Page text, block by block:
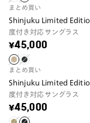
まとめ買い
Shinjuku Limited
度付き対応サングラス
¥45,000
まとめ買い
Shinjuku Limited
度付き対応サングラス
¥45,000